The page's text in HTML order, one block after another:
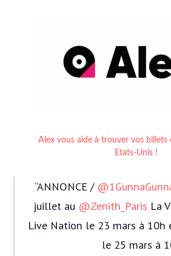
Alex vous aide à trouver vos billets
Etats-Unis !
ANNONCE /
juillet au @Zenith_Paris La
Live Nation le 23 mars à 10h
le 25 mars à